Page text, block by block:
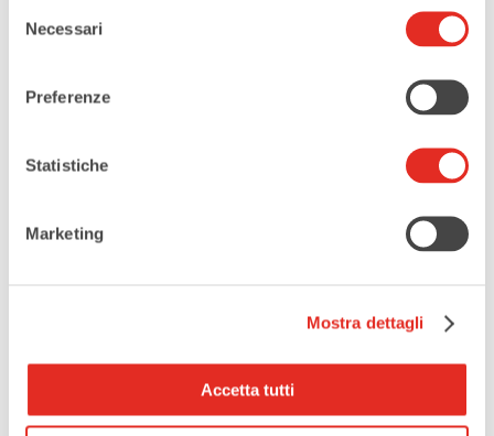
delNecessari
Preferenze
Statistiche
Marketing
Mostra dettagli
Accetta tutti